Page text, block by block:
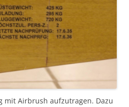
mit Airbrush aufzutragen. Dazu